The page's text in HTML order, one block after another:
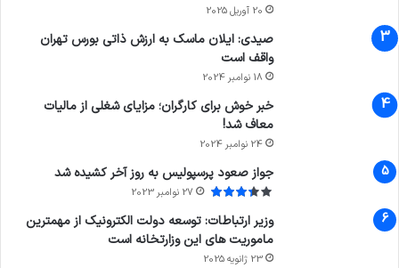
20 آوریل 2025
صیدی: ایلان ماسک به ارزش ذاتی بورس تهران
واقف است
18 نوامبر 2024
خبر خوش برای کارگران؛ مزایای شغلی از مالیات
معاف شد!
24 نوامبر 2024
جواز صعود پرسپولیس به روز آخر کشیده شد
27 نوامبر 2023
وزیر ارتباطات: توسعه دولت الکترونیک از مهمترین
ماموریت های این وزارتخانه است
23 ژانویه 2025